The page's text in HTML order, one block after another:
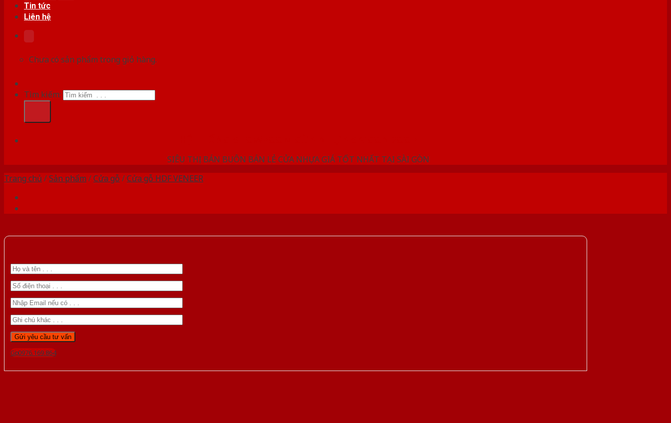
Tin tức
Liên hệ
Chưa có sản phẩm trong giỏ hàng.
Tìm kiếm:
SIÊU THỊ BÁN BUÔN BÁN LẺ CỬA NHỰA GIÁ TỐT NHẤT TẠI SÀI GÒN
Trang chủ /Sản phẩm /Cửa gỗ /Cửa gỗ HDF VENEER
Gọi 0976.169.864